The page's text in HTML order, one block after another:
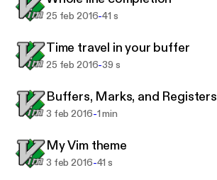
25 feb 2016-41 s
Time travel in your buffer
25 feb 2016-39 s
Buffers, Marks, and Registers
3 feb 2016-1 min
My Vim theme
3 feb 2016-41 s